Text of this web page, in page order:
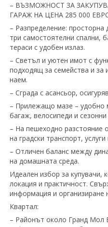
– ВЪЗМОЖНОСТ ЗА
ГАРАЖ НА ЦЕНА 285 000
– Разпределение: просторна
три самостоятелни спални,
тераси с удобен излаз.
– Светъл и уютен имот с
подходящ за семейства и за
наем.
– Сграда с асансьор,
– Прилежащо мазе – удобно
багаж, велосипеди и
– На пешеходно разстояние
на градски транспорт,
– Отличен баланс между
на домашната среда.
Идеален избор за купувачи,
локация и практичност.
информация и организиране
Квартал:
– Районът около Гранд Мол